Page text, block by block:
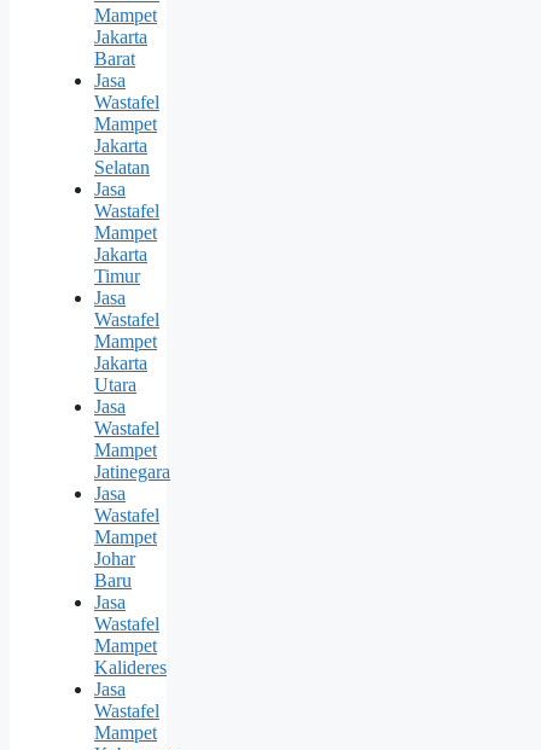
Mampet
Jakarta
Barat
Jasa
Wastafel
Mampet
Jakarta
Selatan
Jasa
Wastafel
Mampet
Jakarta
Timur
Jasa
Wastafel
Mampet
Jakarta
Utara
Jasa
Wastafel
Mampet
Jatinegara
Jasa
Wastafel
Mampet
Johar
Baru
Jasa
Wastafel
Mampet
Kalideres
Jasa
Wastafel
Mampet